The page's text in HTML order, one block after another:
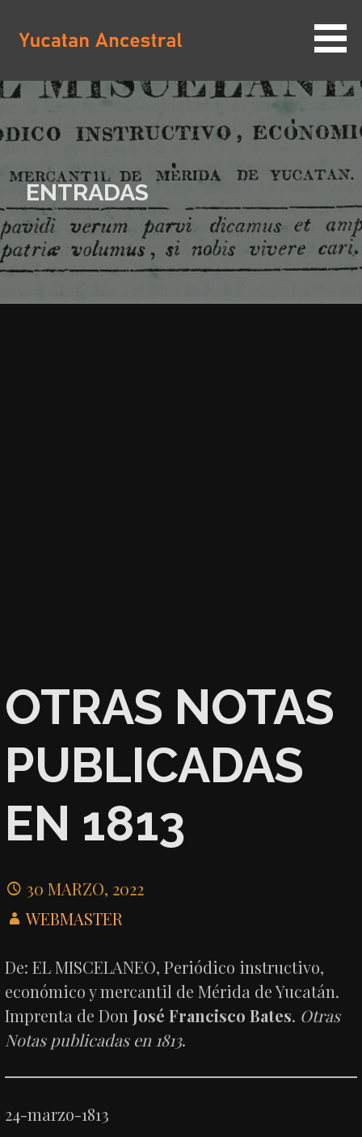
contenido
YUCATAN ANCESTRAL
ENTRADAS
OTRAS NOTAS
PUBLICADAS
EN 1813
30 MARZO, 2022
WEBMASTER
De: EL MISCELANEO, Periódico instructivo,
económico y mercantil de Mérida de Yucatán.
Imprenta de DonJosé Francisco Bates. Otras
Notas publicadas en 1813.
24-marzo-1813